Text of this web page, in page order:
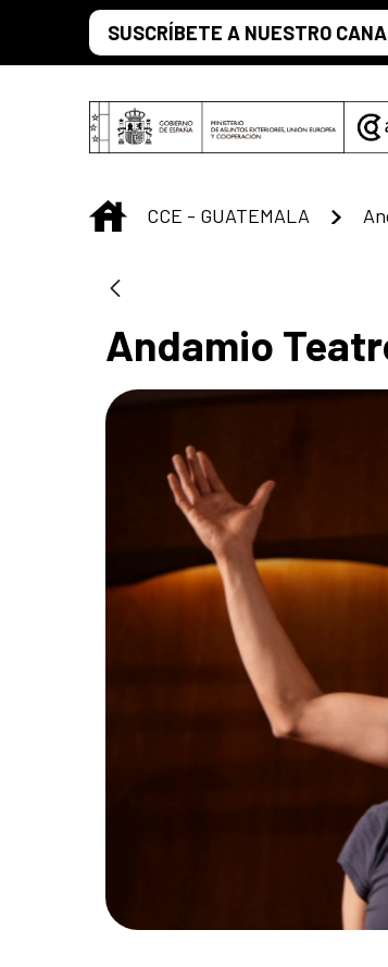
Saltar al contenido principal
SUSCRÍBETE A NUESTRO
INICIO
CCE - GUATEMALA
Andamio